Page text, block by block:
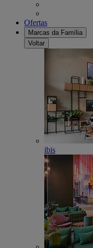
Ofertas
Marcas da Família
Voltar
ibis